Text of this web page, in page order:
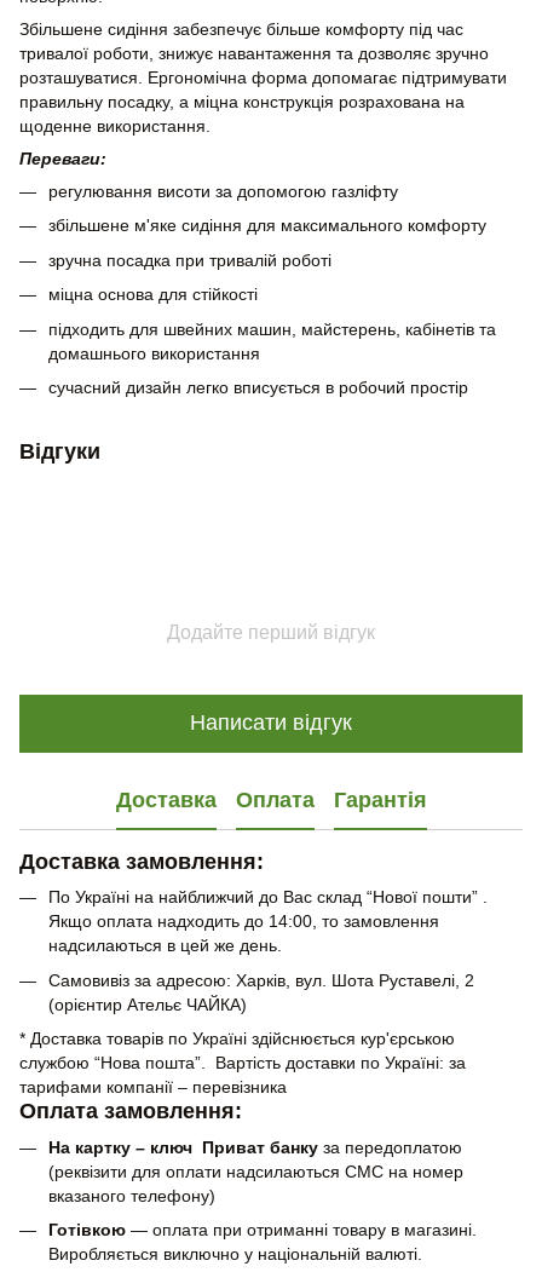
Збільшене сидіння забезпечує більше комфорту під час
тривалої роботи, знижує навантаження та дозволяє зручно
розташуватися. Ергономічна форма допомагає підтримувати
правильну посадку, а міцна конструкція розрахована на
щоденне використання.
Переваги:
регулювання висоти за допомогою газліфту
збільшене м'яке сидіння для максимального комфорту
зручна посадка при тривалій роботі
міцна основа для стійкості
підходить для швейних машин, майстерень, кабінетів та
домашнього використання
сучасний дизайн легко вписується в робочий простір
Відгуки
Додайте перший відгук
Написати відгук
Доставка Оплата Гарантія
Доставка замовлення:
По Україні на найближчий до Вас склад “Нової пошти” .
Якщо оплата надходить до 14:00, то замовлення
надсилаються в цей же день.
Самовивіз за адресою: Харків, вул. Шота Руставелі, 2
(орієнтир Ательє ЧАЙКА)
* Доставка товарів по Україні здійснюється кур'єрською
службою “Нова пошта”. Вартість доставки по Україні: за
тарифами компанії – перевізника
Оплата замовлення:
На картку – ключ Приват банку за передоплатою
(реквізити для оплати надсилаються СМС на номер
вказаного телефону)
Готівкою — оплата при отриманні товару в магазині.
Виробляється виключно у національній валюті.